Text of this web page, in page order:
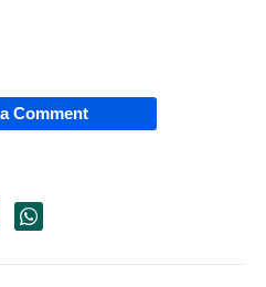
Comment